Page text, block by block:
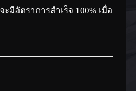
ะมีอัตราการสำเร็จ 100% เมื่อ